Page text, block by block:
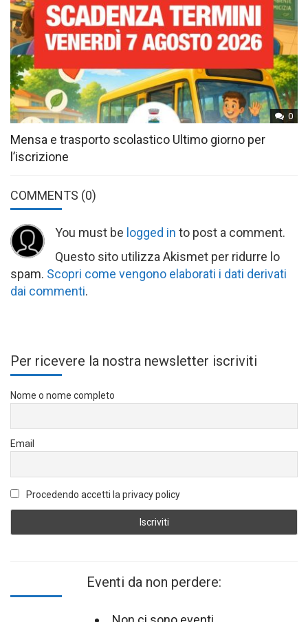
0
Mensa e trasporto scolastico Ultimo giorno per
l’iscrizione
COMMENTS (0)
You must be logged in to post a comment.
Questo sito utilizza Akismet per ridurre lo
spam. Scopri come vengono elaborati i dati derivati
dai commenti.
Per ricevere la nostra newsletter iscriviti
Nome o nome completo
Email
Procedendo accetti la privacy policy
Eventi da non perdere: